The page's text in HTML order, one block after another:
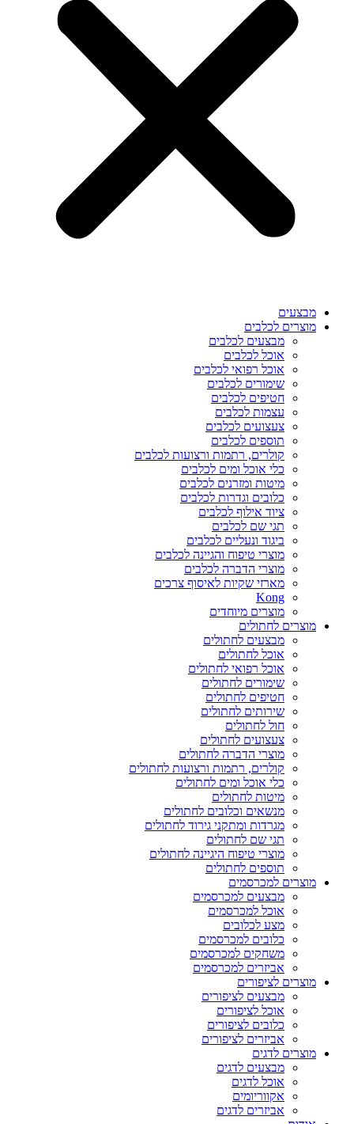
מבצעים
מוצרים לכלבים
מבצעים לכלבים
אוכל לכלבים
אוכל רפואי לכלבים
שימורים לכלבים
חטיפים לכלבים
עצמות לכלבים
צעצועים לכלבים
תוספים לכלבים
קולרים, רתמות ורצועות לכלבים
כלי אוכל ומים לכלבים
מיטות ומזרנים לכלבים
כלובים וגדרות לכלבים
ציוד אילוף לכלבים
תגי שם לכלבים
ביגוד ונעליים לכלבים
מוצרי טיפוח והגיינה לכלבים
מוצרי הדברה לכלבים
מארזי שקיות לאיסוף צרכים
Kong
מוצרים מיוחדים
מוצרים לחתולים
מבצעים לחתולים
אוכל לחתולים
אוכל רפואי לחתולים
שימורים לחתולים
חטיפים לחתולים
שירותים לחתולים
חול לחתולים
צעצועים לחתולים
מוצרי הדברה לחתולים
קולרים, רתמות ורצועות לחתולים
כלי אוכל ומים לחתולים
מיטות לחתולים
מנשאים וכלובים לחתולים
מגרדות ומתקני גירוד לחתולים
תגי שם לחתולים
מוצרי טיפוח היגיינה לחתולים
תוספים לחתולים
מוצרים למכרסמים
מבצעים למכרסמים
אוכל למכרסמים
מצע לכלובים
כלובים למכרסמים
משחקים למכרסמים
אביזרים למכרסמים
מוצרים לציפורים
מבצעים לציפורים
אוכל לציפורים
כלובים לציפורים
אביזרים לציפורים
מוצרים לדגים
מבצעים לדגים
אוכל לדגים
אקווריומים
אביזרים לדגים